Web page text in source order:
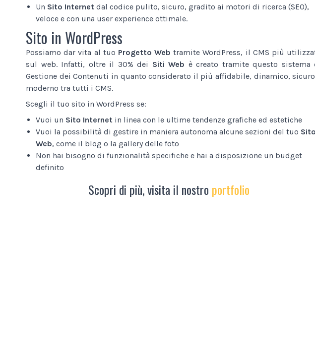
Un Sito Internet dal codice pulito, sicuro, gradito ai motori di ricerca (SEO),
veloce e con una user experience ottimale.
Sito in WordPress
Possiamo dar vita al tuo Progetto Web tramite WordPress, il CMS più
sul web. Infatti, oltre il 30% dei Siti Web è creato tramite questo sistema
Gestione dei Contenuti in quanto considerato il più affidabile, dinamico,
moderno tra tutti i CMS.
Scegli il tuo sito in WordPress se:
Vuoi un Sito Internet in linea con le ultime tendenze grafiche ed estetiche
Vuoi la possibilità di gestire in maniera autonoma alcune sezioni del tuo Sito
Web, come il blog o la gallery delle foto
Non hai bisogno di funzionalità specifiche e hai a disposizione un budget
definito
Scopri di più, visita il nostro portfolio